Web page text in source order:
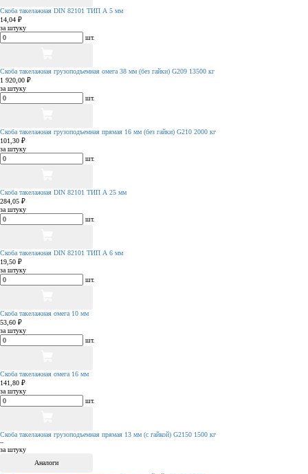
Скоба такелажная DIN 82101 ТИП А 5 мм
14,04 ₽
за штуку
шт.
Скоба такелажная грузоподъемная омега 38 мм (без гайки) G209 13500 кг
1 920,00 ₽
за штуку
шт.
Скоба такелажная грузоподъемная прямая 16 мм (без гайки) G210 2000 кг
101,30 ₽
за штуку
шт.
Скоба такелажная DIN 82101 ТИП А 25 мм
284,05 ₽
за штуку
шт.
Скоба такелажная DIN 82101 ТИП А 6 мм
19,50 ₽
за штуку
шт.
Скоба такелажная омега 10 мм
53,60 ₽
за штуку
шт.
Скоба такелажная омега 16 мм
141,80 ₽
за штуку
шт.
Скоба такелажная грузоподъемная прямая 13 мм (с гайкой) G2150 1500 кг
–
за штуку
Аналоги